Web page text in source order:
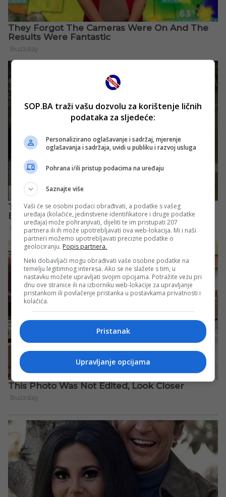
SOP.BA traži vašu dozvolu za korištenje ličnih
podataka za sljedeće:
Personalizirano oglašavanje i sadržaj, mjerenje
oglašavanja i sadržaja, uvidi u publiku i razvoj usluga
Pohrana i/ili pristup podacima na uređaju
Saznajte više
Vaši će se osobni podaci obrađivati, a podatke s vašeg
uređaja (kolačiće, jedinstvene identifikatore i druge podatke
uređaja) može pohranjivati, dijeliti te im pristupati 207
partnera ili ih može upotrebljavati ova web-lokacija. Mi i naši
partneri možemo upotrebljavati precizne podatke o
geolociranju. Popis partnera.
Neki dobavljači mogu obrađivati vaše osobne podatke na
temelju legitimnog interesa. Ako se ne slažete s tim, u
nastavku možete upravljati svojim opcijama. Potražite vezu pri
dnu ove stranice ili na izborniku web-lokacije za upravljanje
pristankom ili povlačenje pristanka u postavkama privatnosti i
kolačića.
Pristanak
Upravljanje opcijama